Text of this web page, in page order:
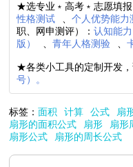
★选专业﹡高考﹡志愿填
性格测试
、个人优势能力
职、网申测评）：认知能力
版）
、青年人格测验 、
★各类小工具的定制开发
号）。
标签： 面积 计算 公式 扇
扇形的面积公式
扇形 扇形
扇形公式
扇形的周长公式